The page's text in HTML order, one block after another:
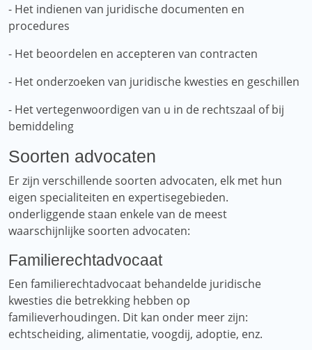
- Het indienen van juridische documenten en
procedures
- Het beoordelen en accepteren van contracten
- Het onderzoeken van juridische kwesties en geschillen
- Het vertegenwoordigen van u in de rechtszaal of bij
bemiddeling
Soorten advocaten
Er zijn verschillende soorten advocaten, elk met hun
eigen specialiteiten en expertisegebieden.
onderliggende staan ​​enkele van de meest
waarschijnlijke soorten advocaten:
Familierechtadvocaat
Een familierechtadvocaat behandelde juridische
kwesties die betrekking hebben op
familieverhoudingen. Dit kan onder meer zijn:
echtscheiding, alimentatie, voogdij, adoptie, enz.